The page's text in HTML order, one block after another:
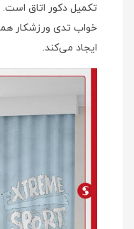
تکمیل دکور اتاق
خواب تدی ورزشکار
ایجاد می‌کند.